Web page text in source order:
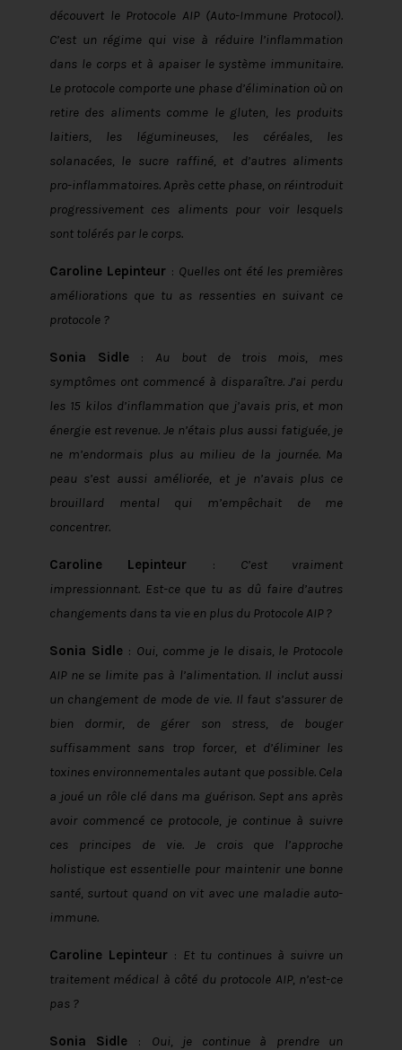
découvert le Protocole AIP (Auto-Immune Protocol).
C’est un régime qui vise à réduire l’inflammation
dans le corps et à apaiser le système immunitaire.
Le protocole comporte une phase d’élimination où on
retire des aliments comme le gluten, les produits
laitiers, les légumineuses, les céréales, les
solanacées, le sucre raffiné, et d’autres aliments
pro-inflammatoires. Après cette phase, on réintroduit
progressivement ces aliments pour voir lesquels
sont tolérés par le corps.
Caroline Lepinteur : Quelles ont été les premières
améliorations que tu as ressenties en suivant ce
protocole ?
Sonia Sidle : Au bout de trois mois, mes
symptômes ont commencé à disparaître. J’ai perdu
les 15 kilos d’inflammation que j’avais pris, et mon
énergie est revenue. Je n’étais plus aussi fatiguée, je
ne m’endormais plus au milieu de la journée. Ma
peau s’est aussi améliorée, et je n’avais plus ce
brouillard mental qui m’empêchait de me
concentrer.
Caroline Lepinteur : C’est vraiment
impressionnant. Est-ce que tu as dû faire d’autres
changements dans ta vie en plus du Protocole AIP ?
Sonia Sidle: Oui, comme je le disais, le Protocole
AIP ne se limite pas à l’alimentation. Il inclut aussi
un changement de mode de vie. Il faut s’assurer de
bien dormir, de gérer son stress, de bouger
suffisamment sans trop forcer, et d’éliminer les
toxines environnementales autant que possible. Cela
a joué un rôle clé dans ma guérison. Sept ans après
avoir commencé ce protocole, je continue à suivre
ces principes de vie. Je crois que l’approche
holistique est essentielle pour maintenir une bonne
santé, surtout quand on vit avec une maladie auto-
immune.
Caroline Lepinteur: Et tu continues à suivre un
traitement médical à côté du protocole AIP, n’est-ce
pas ?
Sonia Sidle : Oui, je continue à prendre un